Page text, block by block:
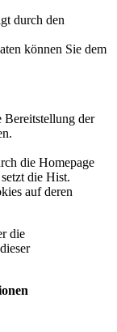
durch den
können Sie dem
Bereitstellung der
die Homepage
die Hist.
auf deren
die